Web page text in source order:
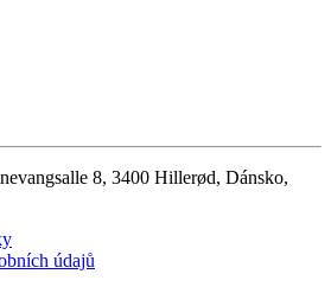
8, 3400 Hillerød, Dánsko,
údajů